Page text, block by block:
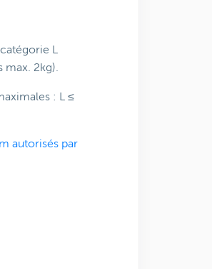
L
2kg).
: L ≤
autorisés par